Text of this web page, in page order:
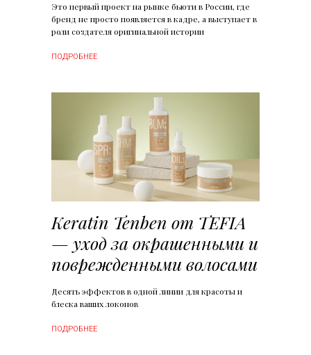
Это первый проект на рынке бьюти в России, где
бренд не просто появляется в кадре, а выступает в
роли создателя оригинальной истории
ПОДРОБНЕЕ
Keratin Tenben от TEFIA
— уход за окрашенными и
поврежденными волосами
Десять эффектов в одной линии для красоты и
блеска ваших локонов
ПОДРОБНЕЕ